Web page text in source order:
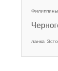
Филиппины
ланка